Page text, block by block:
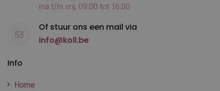
Info
Home
ma t/m vrij, 09:00 tot 16:00
Of stuur ons een mail via
info@koll.be